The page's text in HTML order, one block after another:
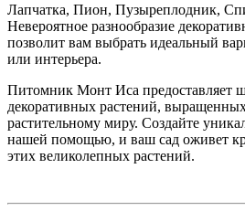
Лапчатка, Пион, Пузыреплодник,
Невероятное разнообразие
позволит вам выбрать идеальный
или интерьера.
Питомник Монт Иса предоставляет
декоративных растений,
растительному миру. Создайте
нашей помощью, и ваш сад оживет
этих великолепных растений.